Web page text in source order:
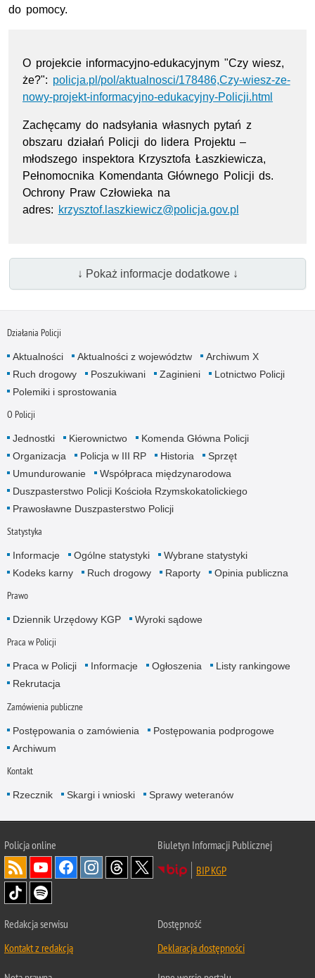
do pomocy.
O projekcie informacyjno-edukacyjnym "Czy wiesz,
że?": policja.pl/pol/aktualnosci/178486,Czy-wiesz-ze-
nowy-projekt-informacyjno-edukacyjny-Policji.html
Zachęcamy do nadsyłania własnych pytań z
obszaru działań Policji do lidera Projektu –
młodszego inspektora Krzysztofa Łaszkiewicza,
Pełnomocnika Komendanta Głównego Policji ds.
Ochrony Praw Człowieka na
adres: krzysztof.laszkiewicz@policja.gov.pl
↓ Pokaż informacje dodatkowe ↓
Działania Policji
Aktualności Aktualności z województw
Archiwum X
Ruch drogowy
Poszukiwani Zaginieni
Lotnictwo Policji
Polemiki i sprostowania
O Policji
Jednostki Kierownictwo
Komenda Główna Policji
Organizacja
Policja w III RP Historia
Sprzęt
Umundurowanie
Współpraca międzynarodowa
Duszpasterstwo Policji Kościoła Rzymskokatolickiego
Prawosławne Duszpasterstwo Policji
Statystyka
Informacje Ogólne statystyki
Wybrane statystyki
Kodeks karny
Ruch drogowy Raporty Opinia publiczna
Prawo
Dziennik Urzędowy KGP Wyroki sądowe
Praca w Policji
Praca w Policji Informacje Ogłoszenia
Listy rankingowe
Rekrutacja
Zamówienia publiczne
Postępowania o zamówienia
Postępowania podprogowe
Archiwum
Kontakt
Rzecznik Skargi i wnioski Sprawy weteranów
Policjaonline
Biuletyn Informacji Publicznej
BIP KGP
Redakcja serwisu
Kontakt z redakcją
Dostępność
Deklaracja dostępności